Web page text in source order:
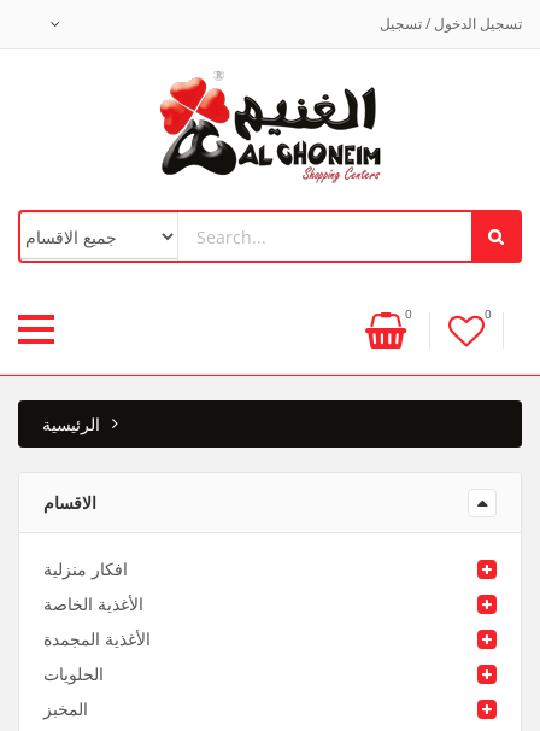
تسجيل الدخول / تسجيل
0 0
الرئيسية
الاقسام
افكار منزلية
الأغذية الخاصة
الأغذية المجمدة
الحلويات
المخبز